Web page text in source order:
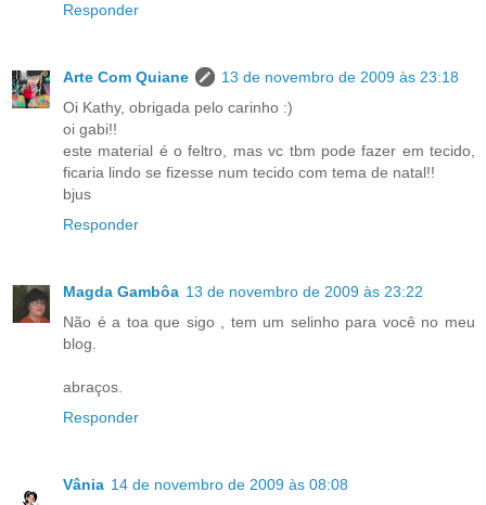
Responder
Arte Com Quiane
13 de novembro de 2009 às 23:18
Oi Kathy, obrigada pelo carinho :)
oi gabi!!
este material é o feltro, mas vc tbm pode fazer em tecido,
ficaria lindo se fizesse num tecido com tema de natal!!
bjus
Responder
Magda Gambôa 13 de novembro de 2009 às 23:22
Não é a toa que sigo , tem um selinho para você no meu
blog.
abraços.
Responder
Vânia 14 de novembro de 2009 às 08:08